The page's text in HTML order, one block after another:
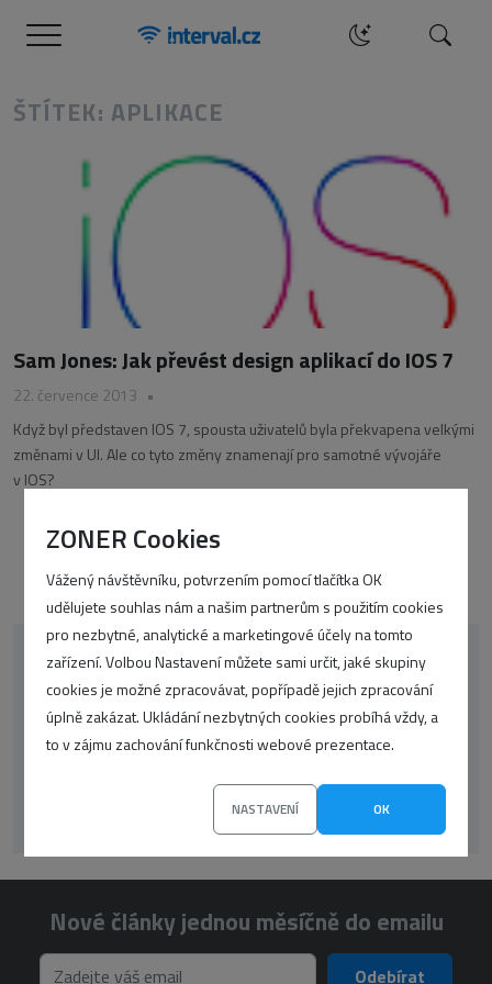
ZONER Cookies
Vážený návštěvníku, potvrzením pomocí tlačítka OK
udělujete souhlas nám a našim partnerům s použitím cookies
pro nezbytné, analytické a marketingové účely na tomto
zařízení. Volbou Nastavení můžete sami určit, jaké skupiny
cookies je možné zpracovávat, popřípadě jejich zpracování
úplně zakázat. Ukládání nezbytných cookies probíhá vždy, a
to v zájmu zachování funkčnosti webové prezentace.
NASTAVENÍ OK
Menu Hledat
ŠTÍTEK: APLIKACE
Sam Jones: Jak převést design aplikací do IOS 7
22. července 2013 •
Když byl představen IOS 7, spousta uživatelů byla překvapena velkými
změnami v UI. Ale co tyto změny znamenají pro samotné vývojáře
v IOS?
CSS google korektor oop-php
překlady seo SSL UX WordPress
Zprávičky Články
Nové články jednou měsíčně do emailu
Odebírat